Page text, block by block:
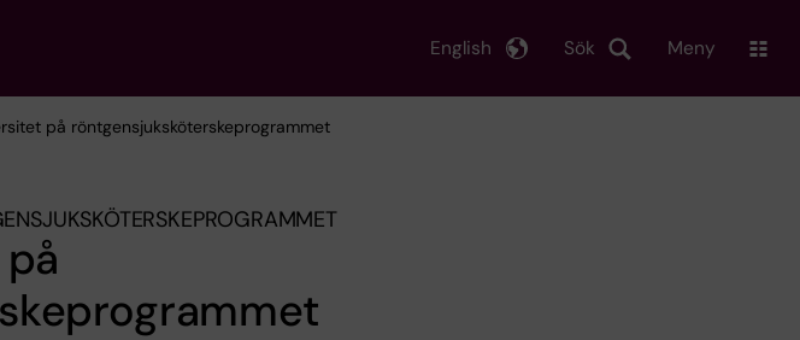
Sök
English Meny
på röntgensjuksköterskeprogrammet